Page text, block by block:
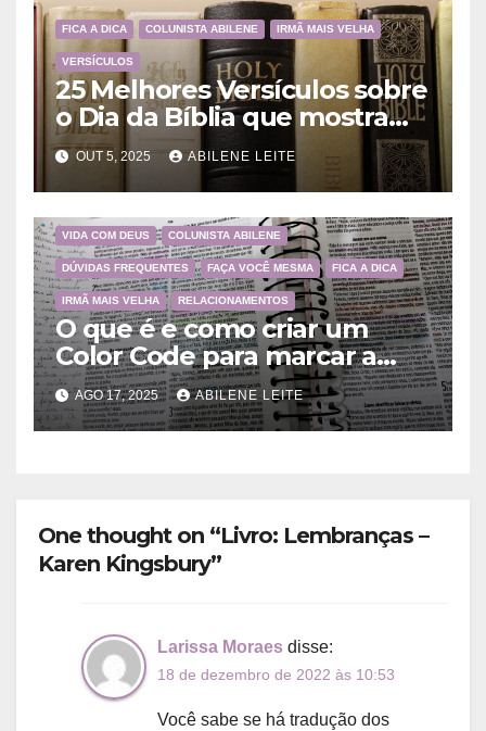
FICA A DICA COLUNISTA ABILENE IRMÃ MAIS VELHA
VERSÍCULOS
25 Melhores Versículos sobre
o Dia da Bíblia que mostram
a importância da Palavra de
Deus
OUT 5, 2025 ABILENE LEITE
VIDA COM DEUS COLUNISTA ABILENE
DÚVIDAS FREQUENTES FAÇA VOCÊ MESMA FICA A DICA
IRMÃ MAIS VELHA RELACIONAMENTOS
O que é e como criar um
Color Code para marcar a
Bíblia?
AGO 17, 2025 ABILENE LEITE
One thought on “Livro: Lembranças –
Karen Kingsbury”
Larissa Moraes disse:
18 de dezembro de 2022 às 10:53
Você sabe se há tradução dos